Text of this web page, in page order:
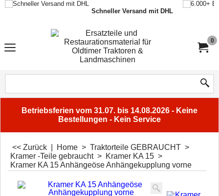
Schneller Versand mit DHL
0
Betriebsferien vom 31.07. bis 14.08.2026 - Keine
Bestellungen - Kein Service
<< Zurück Home > Traktorteile GEBRAUCHT >
Kramer -Teile gebraucht> Kramer KA 15 >
Kramer KA 15 Anhängeöse Anhängekupplung vorne